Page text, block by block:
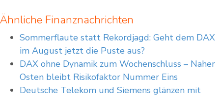
Ähnliche Finanznachrichten
Sommerflaute statt Rekordjagd: Geht dem DAX
im August jetzt die Puste aus?
DAX ohne Dynamik zum Wochenschluss – Naher
Osten bleibt Risikofaktor Nummer Eins
Deutsche Telekom und Siemens glänzen mit